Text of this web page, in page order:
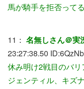
馬が騎手を拒否って
11： 名無しさん＠実
23:27:38.50 ID:
休み明け2戦目のバ
ジェンティル、キズ